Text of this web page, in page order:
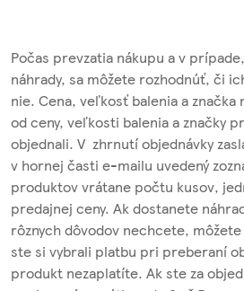
Počas prevzatia nákupu a v
náhrady, sa môžete rozhodnúť, či
nie. Cena, veľkosť balenia a značka
od ceny, veľkosti balenia a značky
objednali. V zhrnutí objednávky
v hornej časti e-mailu uvedený
produktov vrátane počtu kusov,
predajnej ceny. Ak dostanete
rôznych dôvodov nechcete,
ste si vybrali platbu pri preberaní
produkt nezaplatíte. Ak ste za